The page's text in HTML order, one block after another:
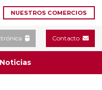
NUESTROS COMERCIOS
Contacto